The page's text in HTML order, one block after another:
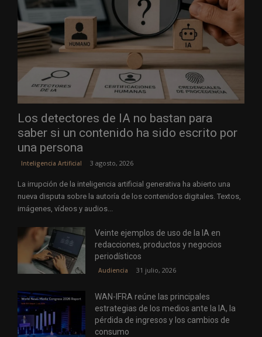
Los detectores de IA no bastan para
saber si un contenido ha sido escrito por
una persona
Inteligencia Artificial 3 agosto, 2026
La irrupción de la inteligencia artificial generativa ha abierto una
nueva disputa sobre la autoría de los contenidos digitales. Textos,
imágenes, vídeos y audios...
Veinte ejemplos de uso de la IA en
redacciones, productos y negocios
periodísticos
Audiencia 31 julio, 2026
WAN-IFRA reúne las principales
estrategias de los medios ante la IA, la
pérdida de ingresos y los cambios de
consumo